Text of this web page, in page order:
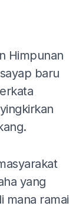
Himpunan
baru
yang
mana ramai